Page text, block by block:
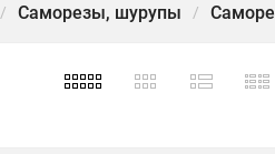
Саморезы, шурупы